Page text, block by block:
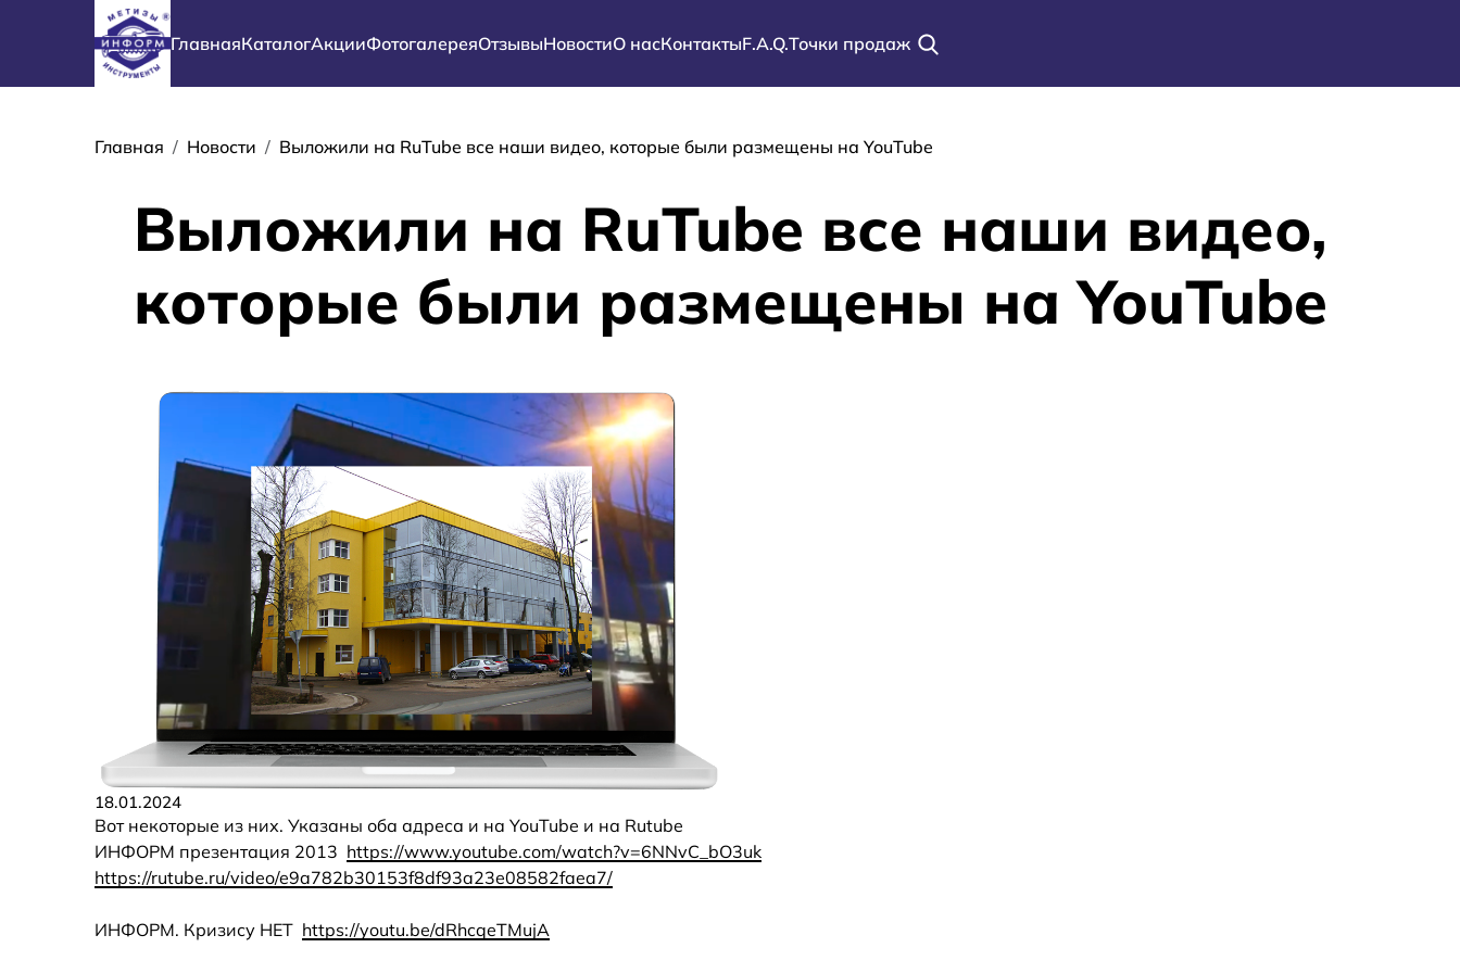
Перейти к основному содержанию
Основная навигация
ГлавнаяКаталогАкцииФотогалереяОтзывыНовостиО насКонтактыF.A.Q.Точки продаж
Строка навигации
Главная Новости Выложили на RuTube все наши видео, которые были размещены на YouTube
Выложили на RuTube все наши видео,
которые были размещены на YouTube
18.01.2024
Вот некоторые из них. Указаны оба адреса и на YouTube и на Rutube
ИНФОРМ презентация 2013 https://www.youtube.com/watch?v=6NNvC_bO3uk
https://rutube.ru/video/e9a782b30153f8df93a23e08582faea7/
ИНФОРМ. Кризису НЕТ https://youtu.be/dRhcqeTMujA